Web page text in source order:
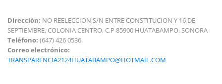
Dirección: NO REELECCION S/N ENTRE CONSTITUCION Y 16 DE
SEPTIEMBRE, COLONIA CENTRO, C.P 85900 HUATABAMPO, SONORA
Teléfono: (647) 426 0536
Correo electrónico:
TRANSPARENCIA2124HUATABAMPO@HOTMAIL.COM